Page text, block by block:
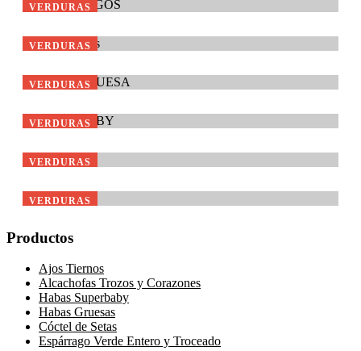
VERDURAS
VERDURAS
Cóctel de Setas
VERDURAS
Habas Gruesas
VERDURAS
Habas Superbaby
VERDURAS
Alcachofas Trozos y Corazones
VERDURAS
Ajos Tiernos
Productos
Ajos Tiernos
Alcachofas Trozos y Corazones
Habas Superbaby
Habas Gruesas
Cóctel de Setas
Espárrago Verde Entero y Troceado